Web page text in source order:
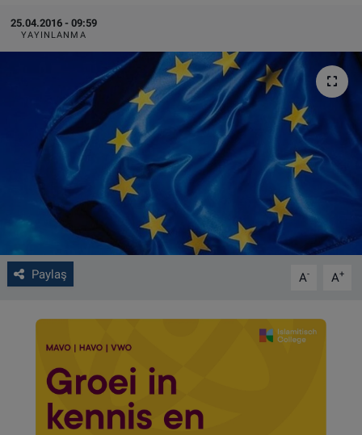
25.04.2016 - 09:59
YAYINLANMA
Paylaş A- A+
BİLİM-TEKNOLOJİ
SAĞLIK
FOTO GALERİ
VIDEO GALERİ
ALGEMENE VOORWAARDEN
CONTACT
Çerez Politikası
Haber Arşivi